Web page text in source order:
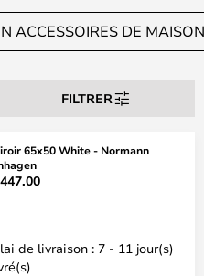
ACCESSOIRES DE MAISON
FILTRER
65x50 White - Normann
de livraison : 7 - 11 jour(s)